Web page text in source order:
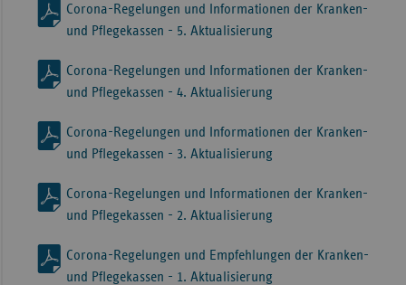
Corona-Regelungen und Informationen der Kranken-
und Pflegekassen - 5. Aktualisierung
Corona-Regelungen und Informationen der Kranken-
und Pflegekassen - 4. Aktualisierung
Corona-Regelungen und Informationen der Kranken-
und Pflegekassen - 3. Aktualisierung
Corona-Regelungen und Informationen der Kranken-
und Pflegekassen - 2. Aktualisierung
Corona-Regelungen und Empfehlungen der Kranken-
und Pflegekassen - 1. Aktualisierung